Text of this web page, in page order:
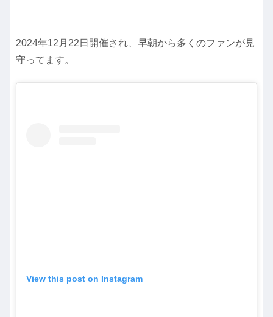
2024年12月22日開催され、早朝から多くのファンが見
守ってます。
View this post on Instagram